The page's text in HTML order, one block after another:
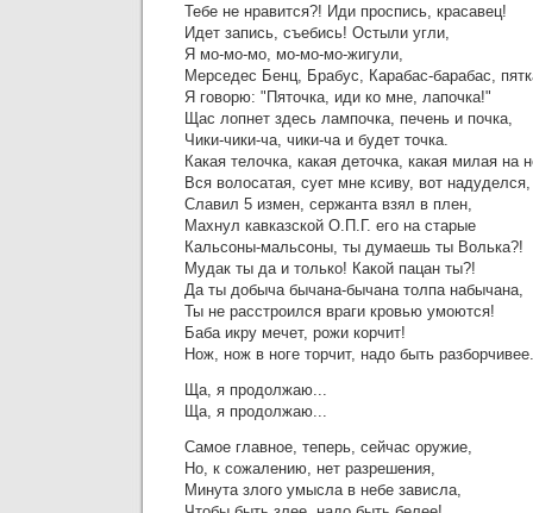
Тебе не нравится?! Иди проспись, красавец!
Идет запись, съебись! Остыли угли,
Я мо-мо-мо, мо-мо-мо-жигули,
Мерседес Бенц, Брабус, Карабас-барабас,
Я говорю: "Пяточка, иди ко мне, лапочка!"
Щас лопнет здесь лампочка, печень и почка,
Чики-чики-ча, чики-ча и будет точка.
Какая телочка, какая деточка, какая милая на
Вся волосатая, сует мне ксиву, вот
Славил 5 измен, сержанта взял в плен,
Махнул кавказской О.П.Г. его на старые
Кальсоны-мальсоны, ты думаешь ты Волька?!
Мудак ты да и только! Какой пацан ты?!
Да ты добыча бычана-бычана толпа набычана,
Ты не расстроился враги кровью умоются!
Баба икру мечет, рожи корчит!
Нож, нож в ноге торчит, надо быть разборчивее.
Ща, я продолжаю...
Ща, я продолжаю...
Самое главное, теперь, сейчас оружие,
Но, к сожалению, нет разрешения,
Минута злого умысла в небе зависла,